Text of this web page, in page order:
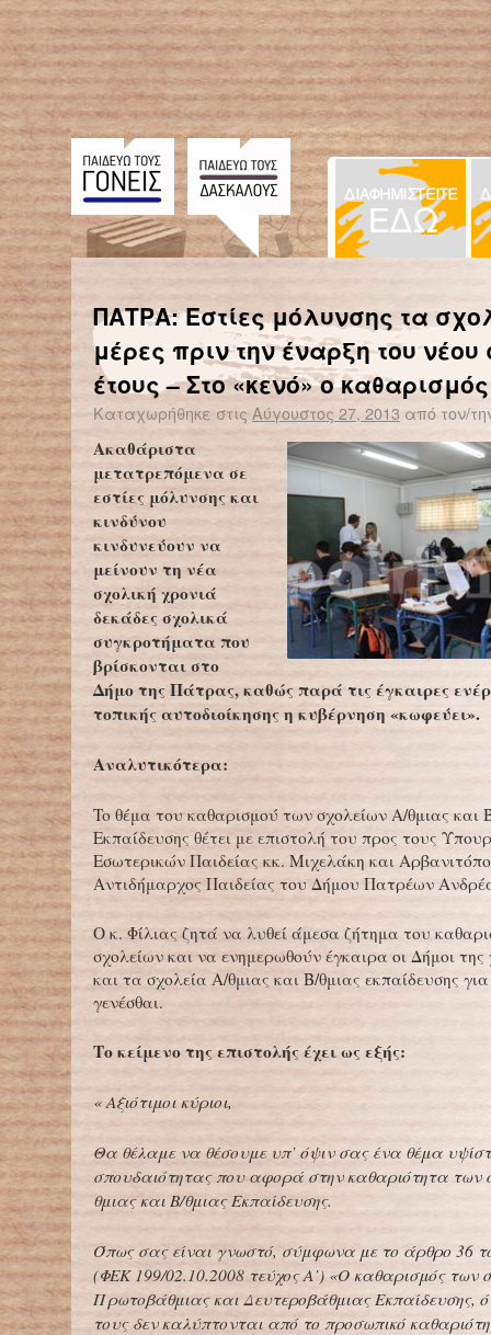
← Επιστροφή στο %s
Στα σχολεία της Ιβηρικής γίνεται της Ελλάδας
ΠΑΤΡΑ: Εστίες μόλυνσης τα
μέρες πριν την έναρξη του νέου
έτους – Στο «κενό» ο
Καταχωρήθηκε στις Αύγουστος 27, 2013 από τον/
Ακαθάριστα
μετατρεπόμενα σε
εστίες μόλυνσης και
κινδύνου
κινδυνεύουν να
μείνουν τη νέα
σχολική χρονιά
δεκάδες σχολικά
συγκροτήματα που
βρίσκονται στο
Δήμο της Πάτρας, καθώς παρά τις έγκαιρες
τοπικής αυτοδιοίκησης η κυβέρνηση «κωφεύει».
Αναλυτικότερα:
To θέμα του καθαρισμού των σχολείων Α/θμιας και
Εκπαίδευσης θέτει με επιστολή του προς τους
Εσωτερικών Παιδείας κκ. Μιχελάκη και
Αντιδήμαρχος Παιδείας του Δήμου Πατρέων
Ο κ. Φίλιας ζητά να λυθεί άμεσα ζήτημα του
σχολείων και να ενημερωθούν έγκαιρα οι Δήμοι
και τα σχολεία Α/θμιας και Β/θμιας εκπαίδευσης για
γενέσθαι.
Το κείμενο της επιστολής έχει ως εξής:
« Αξιότιμοι κύριοι,
Θα θέλαμε να θέσουμε υπ’ όψιν σας ένα θέμα
σπουδαιότητας που αφορά στην καθαριότητα των
θμιας και Β/θμιας Εκπαίδευσης.
Όπως σας είναι γνωστό, σύμφωνα με το άρθρο 36
(ΦΕΚ 199/02.10.2008 τεύχος Α’) «Ο καθαρισμός των
Πρωτοβάθμιας και Δευτεροβάθμιας Εκπαίδευσης,
τους δεν καλύπτονται από το προσωπικό